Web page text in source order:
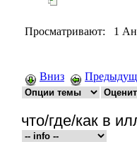
Просматривают: 1
Вниз
что/где/как в